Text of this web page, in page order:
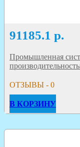
91185.1 р.
Промышленная
ОТЗЫВЫ - 0
В КОРЗИНУ